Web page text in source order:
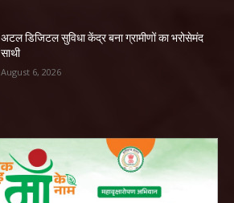
अटल डिजिटल सुविधा केंद्र बना ग्रामीणों का भरोसेमंद
साथी
August 6, 2026